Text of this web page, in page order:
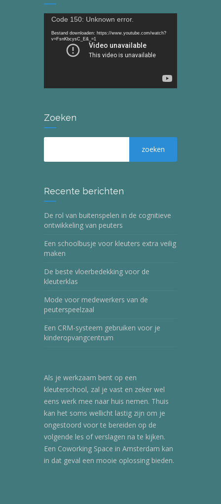
Videospeler
Code 150: Unknown error.
Bestand downloaden: https://www.youtube.com/watch?
v=FsnKbcysC_E&_=1
Zoeken
Recente berichten
De rol van buitenspelen in de cognitieve
ontwikkeling van peuters
Een schoolbusje voor kleuters extra veilig
maken
De beste vloerbedekking voor de
kleuterklas
Mode voor medewerkers van de
peuterspeelzaal
Een CRM-systeem gebruiken voor je
kinderopvangcentrum
Als je werkzaam bent op een
kleuterschool, zal je vast en zeker wel
eens werk mee naar huis nemen. Thuis
kan het soms wellicht lastig zijn om je
ongestoord voor te bereiden op de
volgende les of verslagen na te kijken.
Een Coworking Space in Amsterdam kan
in dat geval een mooie oplossing bieden.